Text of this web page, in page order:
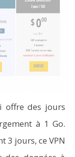
offre des jours
à 1 Go.
3 jours, ce VPN